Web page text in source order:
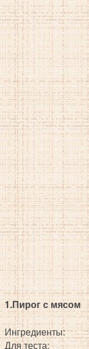
1.Пирог с мясом
Ингредиенты:
Для теста: